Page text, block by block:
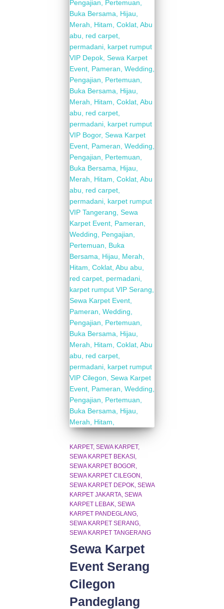
KARPET SEWA KARPET
SEWA KARPET BEKASI
SEWA KARPET BOGOR
SEWA KARPET CILEGON
SEWA KARPET DEPOK SEWA
KARPET JAKARTA SEWA
KARPET LEBAK SEWA
KARPET PANDEGLANG
SEWA KARPET SERANG
SEWA KARPET TANGERANG
Sewa Karpet
Event Serang
Cilegon
Pandeglang